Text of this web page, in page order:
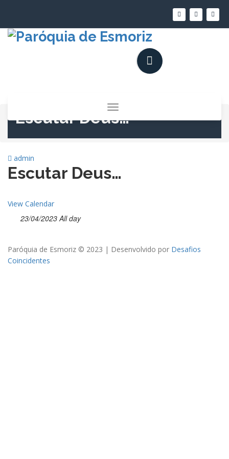
conteúdo
Alternar
a
Escutar Deus…
admin
Escutar Deus…
View Calendar
23/04/2023 All day
Paróquia de Esmoriz © 2023 | Desenvolvido por Desafios
Coincidentes